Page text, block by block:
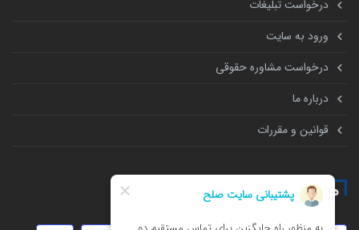
درخواست تبلیغات
ورود به سایت
درخواست مشاوره حقوقی
درباره ما
قوانین و مقررات
همه چیز درباره